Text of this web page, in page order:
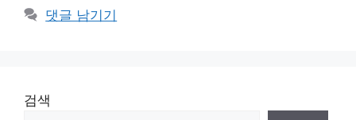
댓글 남기기
검색